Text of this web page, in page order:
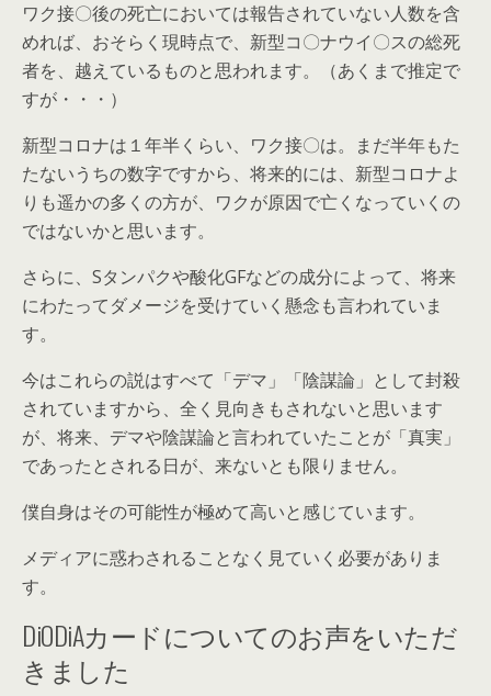
ワク接〇後の死亡においては報告されていない人数を含
めれば、おそらく現時点で、新型コ〇ナウイ〇スの総死
者を、越えているものと思われます。（あくまで推定で
すが・・・）
新型コロナは１年半くらい、ワク接〇は。まだ半年もた
たないうちの数字ですから、将来的には、新型コロナよ
りも遥かの多くの方が、ワクが原因で亡くなっていくの
ではないかと思います。
さらに、Sタンパクや酸化GFなどの成分によって、将来
にわたってダメージを受けていく懸念も言われていま
す。
今はこれらの説はすべて「デマ」「陰謀論」として封殺
されていますから、全く見向きもされないと思います
が、将来、デマや陰謀論と言われていたことが「真実」
であったとされる日が、来ないとも限りません。
僕自身はその可能性が極めて高いと感じています。
メディアに惑わされることなく見ていく必要がありま
す。
DiODiAカードについてのお声をいただ
きました